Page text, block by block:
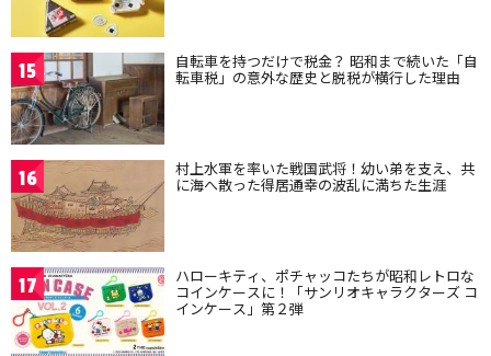
15 自転車を持つだけで税金？ 昭和まで続いた「自
転車税」の意外な歴史と脱税が横行した理由
16 村上水軍を率いた戦国武将！幼い弟を支え、共
に海へ散った得居通幸の波乱に満ちた生涯
17 ハローキティ、ポチャッコたちが昭和レトロな
コインケースに！「サンリオキャラクターズ コ
インケース」第２弾